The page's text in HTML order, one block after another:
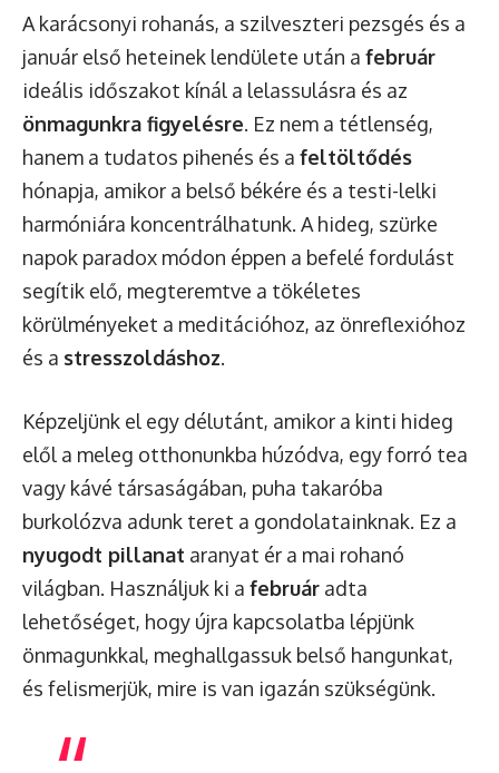
A karácsonyi rohanás, a szilveszteri pezsgés és a
január első heteinek lendülete után a február
ideális időszakot kínál a lelassulásra és az
önmagunkra figyelésre. Ez nem a tétlenség,
hanem a tudatos pihenés és a feltöltődés
hónapja, amikor a belső békére és a testi-lelki
harmóniára koncentrálhatunk. A hideg, szürke
napok paradox módon éppen a befelé fordulást
segítik elő, megteremtve a tökéletes
körülményeket a meditációhoz, az önreflexióhoz
és a stresszoldáshoz.
Képzeljünk el egy délutánt, amikor a kinti hideg
elől a meleg otthonunkba húzódva, egy forró tea
vagy kávé társaságában, puha takaróba
burkolózva adunk teret a gondolatainknak. Ez a
nyugodt pillanat aranyat ér a mai rohanó
világban. Használjuk ki a február adta
lehetőséget, hogy újra kapcsolatba lépjünk
önmagunkkal, meghallgassuk belső hangunkat,
és felismerjük, mire is van igazán szükségünk.